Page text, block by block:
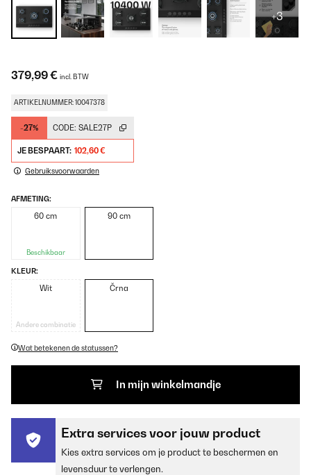
+3
379,99 € incl. BTW
ARTIKELNUMMER: 10047378
-27% CODE: SALE27P
JE BESPAART: 102,60 €
Gebruiksvoorwaarden
AFMETING:
60 cm
Beschikbaar
90 cm
KLEUR:
Wit
Andere combinatie
Črna
Wat betekenen de statussen?
In mijn winkelmandje
Extra services voor jouw product
Kies extra services om je product te beschermen en
levensduur te verlengen.